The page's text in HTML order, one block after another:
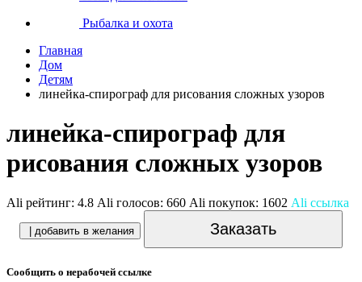
Рыбалка и охота
Главная
Дом
Детям
линейка-спирограф для рисования сложных узоров
линейка-спирограф для
рисования сложных узоров
Ali рейтинг: 4.8 Ali голосов: 660 Ali покупок: 1602 Ali ссылка
| добавить в желания Заказать
Сообщить о нерабочей ссылке